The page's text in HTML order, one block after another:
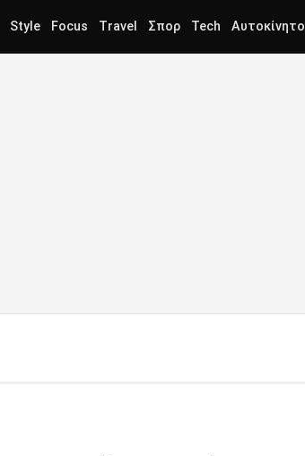
Style Focus Travel Σπορ Tech Αυτοκίνητο